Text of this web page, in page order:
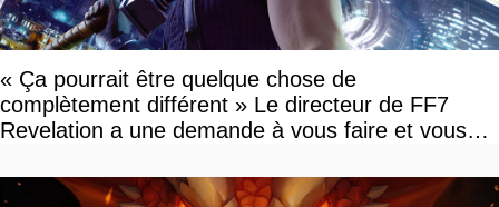
« Ça pourrait être quelque chose de
complètement différent » Le directeur de FF7
Revelation a une demande à vous faire et vous